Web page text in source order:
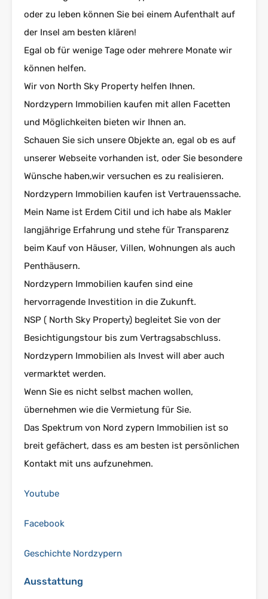
oder zu leben können Sie bei einem Aufenthalt auf
der Insel am besten klären!
Egal ob für wenige Tage oder mehrere Monate wir
können helfen.
Wir von North Sky Property helfen Ihnen.
Nordzypern Immobilien kaufen mit allen Facetten
und Möglichkeiten bieten wir Ihnen an.
Schauen Sie sich unsere Objekte an, egal ob es auf
unserer Webseite vorhanden ist, oder Sie besondere
Wünsche haben,wir versuchen es zu realisieren.
Nordzypern Immobilien kaufen ist Vertrauenssache.
Mein Name ist Erdem Citil und ich habe als Makler
langjährige Erfahrung und stehe für Transparenz
beim Kauf von Häuser, Villen, Wohnungen als auch
Penthäusern.
Nordzypern Immobilien kaufen sind eine
hervorragende Investition in die Zukunft.
NSP ( North Sky Property) begleitet Sie von der
Besichtigungstour bis zum Vertragsabschluss.
Nordzypern Immobilien als Invest will aber auch
vermarktet werden.
Wenn Sie es nicht selbst machen wollen,
übernehmen wie die Vermietung für Sie.
Das Spektrum von Nord zypern Immobilien ist so
breit gefächert, dass es am besten ist persönlichen
Kontakt mit uns aufzunehmen.
Youtube
Facebook
Geschichte Nordzypern
Ausstattung